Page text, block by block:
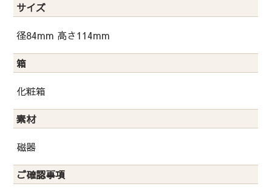
サイズ
径84mm 高さ114mm
箱
化粧箱
素材
磁器
ご確認事項